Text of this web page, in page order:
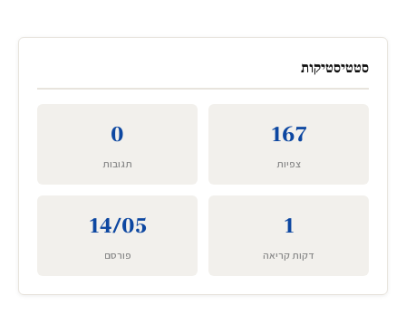
סטטיסטיקות
167
צפיות
0
תגובות
1
דקות קריאה
14/05
פורסם